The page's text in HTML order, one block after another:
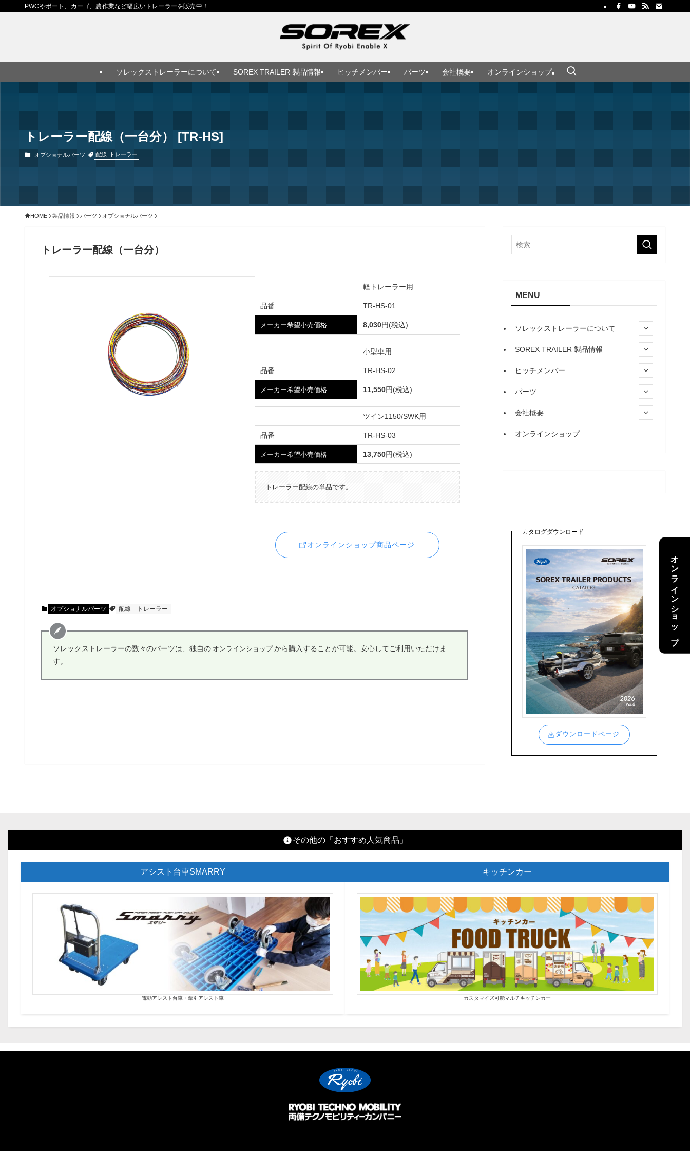
PWCやボート、カーゴ、農作業など幅広いトレーラーを販売中！
ソレックストレーラーについて SOREX TRAILER 製品情報 ヒッチメンバー パーツ 会社概要 オンラインショップ
トレーラー配線（一台分） [TR-HS]
オプショナルパーツ 配線 トレーラー
HOME 製品情報 パーツ オプショナルパーツ
トレーラー配線（一台分）
軽トレーラー用
品番 TR-HS-01
メーカー希望小売価格 8,030円(税込)
小型車用
品番 TR-HS-02
メーカー希望小売価格 11,550円(税込)
ツイン1150/SWK用
品番 TR-HS-03
メーカー希望小売価格 13,750円(税込)
トレーラー配線の単品です。
オンラインショップ商品ページ
オプショナルパーツ 配線 トレーラー
ソレックストレーラーの数々のパーツは、独自の オンラインショップ から購入することが可能。安心してご利用いただけま
す。
MENU
ソレックストレーラーについて
SOREX TRAILER 製品情報
ヒッチメンバー
パーツ
会社概要
オンラインショップ
カタログダウンロード
ダウンロードページ
その他の「おすすめ人気商品」
アシスト台車SMARRY
電動アシスト台車・牽引アシスト車
キッチンカー
カスタマイズ可能マルチキッチンカー
オンラインショップ